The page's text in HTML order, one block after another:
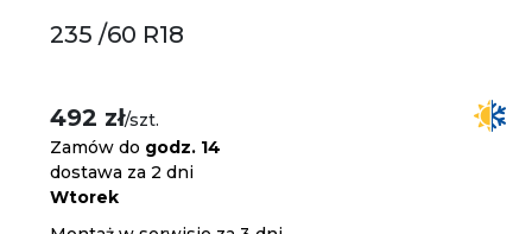
235 /60 R18
492 zł/szt.
Zamów do godz. 14
dostawa za 2 dni
Wtorek